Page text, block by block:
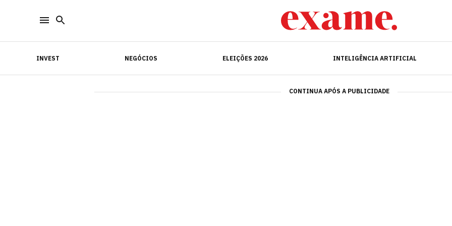
INVEST NEGÓCIOS ELEIÇÕES 2026 INTELIGÊNCIA ARTIFICIAL
INVEST INTELIGÊNCIA ARTIFICIAL
CONTINUA APÓS A PUBLICIDADE